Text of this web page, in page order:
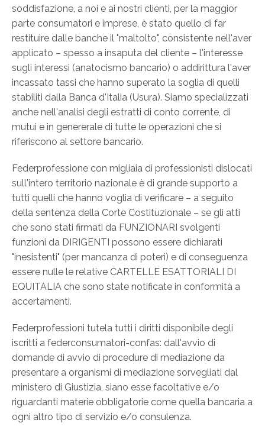
soddisfazione, a noi e ai nostri clienti, per la maggior
parte consumatori e imprese, è stato quello di far
restituire dalle banche il "maltolto", consistente nell'aver
applicato – spesso a insaputa del cliente – l'interesse
sugli interessi (anatocismo bancario) o addirittura l'aver
incassato tassi che hanno superato la soglia di quelli
stabiliti dalla Banca d'Italia (Usura). Siamo specializzati
anche nell'analisi degli estratti di conto corrente, di
mutui e in genererale di tutte le operazioni che si
riferiscono al settore bancario.
Federprofessione con migliaia di professionisti dislocati
sull'intero territorio nazionale è di grande supporto a
tutti quelli che hanno voglia di verificare – a seguito
della sentenza della Corte Costituzionale – se gli atti
che sono stati firmati da FUNZIONARI svolgenti
funzioni da DIRIGENTI possono essere dichiarati
"inesistenti" (per mancanza di poteri) e di conseguenza
essere nulle le relative CARTELLE ESATTORIALI DI
EQUITALIA che sono state notificate in conformità a
accertamenti.
Federprofessioni tutela tutti i diritti disponibile degli
iscritti a federconsumatori-confas: dall'avvio di
domande di avvio di procedure di mediazione da
presentare a organismi di mediazione sorvegliati dal
ministero di Giustizia, siano esse facoltative e/o
riguardanti materie obbligatorie come quella bancaria a
ogni altro tipo di servizio e/o consulenza.